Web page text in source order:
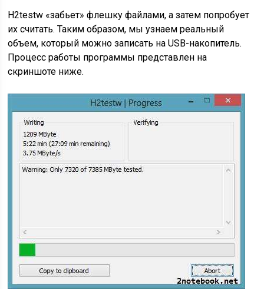
H2testw «забьет» флешку файлами, а затем попробует
их считать. Таким образом, мы узнаем реальный
объем, который можно записать на USB-накопитель.
Процесс работы программы представлен на
скриншоте ниже.